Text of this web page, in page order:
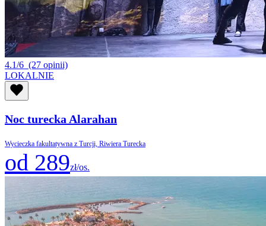
4.1/6 (27 opinii)
LOKALNIE
Noc turecka Alarahan
Wycieczka fakultatywna z Turcji, Riwiera Turecka
od 289zł/os.